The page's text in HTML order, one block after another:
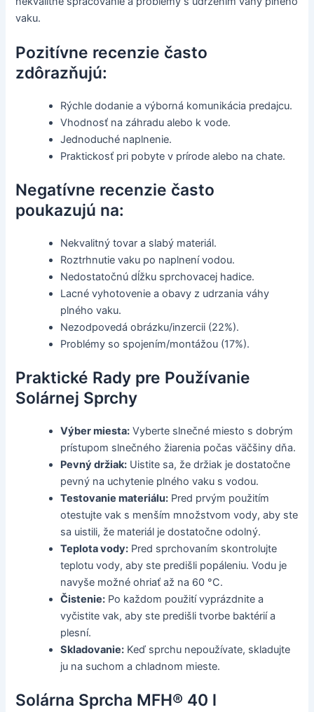
vaku.
Pozitívne recenzie často
zdôrazňujú:
Rýchle dodanie a výborná komunikácia predajcu.
Vhodnosť na záhradu alebo k vode.
Jednoduché naplnenie.
Praktickosť pri pobyte v prírode alebo na chate.
Negatívne recenzie často
poukazujú na:
Nekvalitný tovar a slabý materiál.
Roztrhnutie vaku po naplnení vodou.
Nedostatočnú dĺžku sprchovacej hadice.
Lacné vyhotovenie a obavy z udrzania váhy
plného vaku.
Nezodpovedá obrázku/inzercii (22%).
Problémy so spojením/montážou (17%).
Praktické Rady pre Používanie
Solárnej Sprchy
Výber miesta: Vyberte slnečné miesto s dobrým
prístupom slnečného žiarenia počas väčšiny dňa.
Pevný držiak: Uistite sa, že držiak je dostatočne
pevný na uchytenie plného vaku s vodou.
Testovanie materiálu: Pred prvým použitím
otestujte vak s menším množstvom vody, aby ste
sa uistili, že materiál je dostatočne odolný.
Teplota vody: Pred sprchovaním skontrolujte
teplotu vody, aby ste predišli popáleniu. Vodu je
navyše možné ohriať až na 60 °C.
Čistenie: Po každom použití vyprázdnite a
vyčistite vak, aby ste predišli tvorbe baktérií a
plesní.
Skladovanie: Keď sprchu nepoužívate, skladujte
ju na suchom a chladnom mieste.
Solárna Sprcha MFH® 40 l